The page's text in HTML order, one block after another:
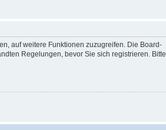
auf weitere Funktionen zuzugreifen. Die Board-
Regelungen, bevor Sie sich registrieren. Bitte